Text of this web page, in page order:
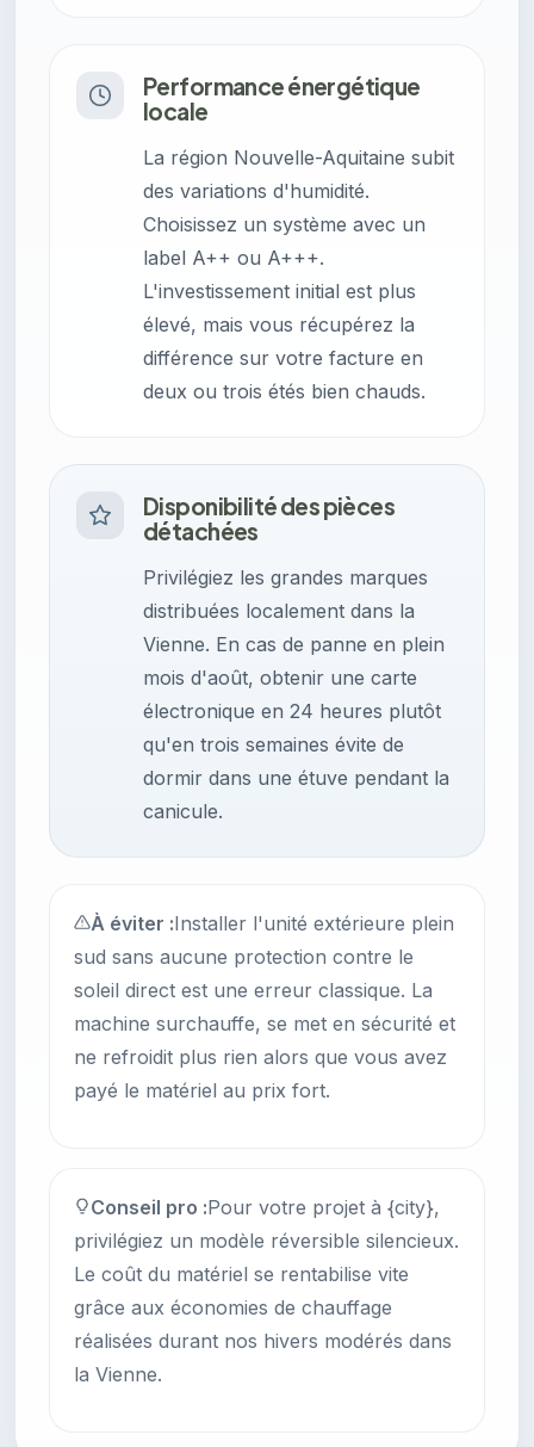
Performance énergétique
locale
La région Nouvelle-Aquitaine subit
des variations d'humidité.
Choisissez un système avec un
label A++ ou A+++.
L'investissement initial est plus
élevé, mais vous récupérez la
différence sur votre facture en
deux ou trois étés bien chauds.
Disponibilité des pièces
détachées
Privilégiez les grandes marques
distribuées localement dans la
Vienne. En cas de panne en plein
mois d'août, obtenir une carte
électronique en 24 heures plutôt
qu'en trois semaines évite de
dormir dans une étuve pendant la
canicule.
À éviter :Installer l'unité extérieure plein
sud sans aucune protection contre le
soleil direct est une erreur classique. La
machine surchauffe, se met en sécurité et
ne refroidit plus rien alors que vous avez
payé le matériel au prix fort.
Conseil pro :Pour votre projet à {city},
privilégiez un modèle réversible silencieux.
Le coût du matériel se rentabilise vite
grâce aux économies de chauffage
réalisées durant nos hivers modérés dans
la Vienne.